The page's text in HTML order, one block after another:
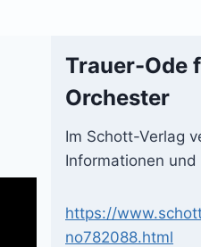
Trauer-Ode
Orchester
Im Schott-Verlag
Informationen
https://
no782088.html